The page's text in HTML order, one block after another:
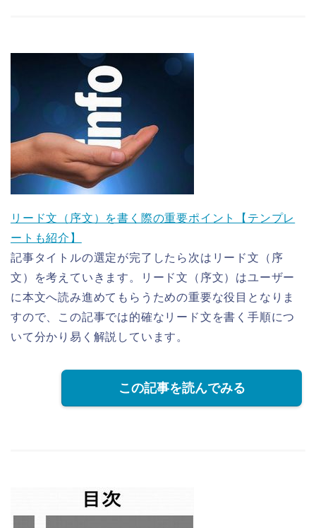
リード文（序文）を書く際の重要ポイント【テンプレ
ートも紹介】
記事タイトルの選定が完了したら次はリード文（序
文）を考えていきます。リード文（序文）はユーザー
に本文へ読み進めてもらうための重要な役目となりま
すので、この記事では的確なリード文を書く手順につ
いて分かり易く解説しています。
この記事を読んでみる